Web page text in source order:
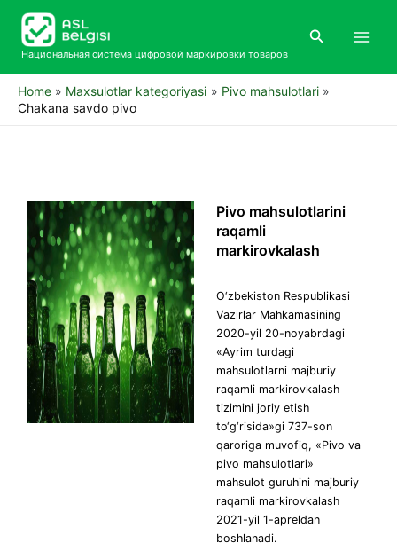
contentНациональная система цифровой маркировки товаров
Search
Home Maxsulotlar kategoriyasi
Pivo mahsulotlari
Chakana savdo pivo
Pivo mahsulotlarini
raqamli
markirovkalash​
O‘zbekiston Respublikasi
Vazirlar Mahkamasining
2020-yil 20-noyabrdagi
«Ayrim turdagi
mahsulotlarni majburiy
raqamli markirovkalash
tizimini joriy etish
to‘g‘risida»gi 737-son
qaroriga muvofiq, «Pivo va
pivo mahsulotlari»
mahsulot guruhini majburiy
raqamli markirovkalash
2021-yil 1-apreldan
boshlanadi.